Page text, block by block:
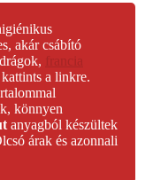
akár csábító
francia
kattints a linkre.
könnyen
anyagból készültek
árak és azonnali